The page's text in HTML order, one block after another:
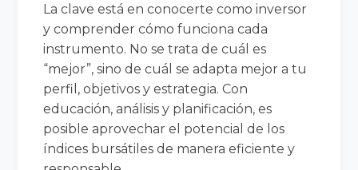
La clave está en conocerte como inversor
y comprender cómo funciona cada
instrumento. No se trata de cuál es
“mejor”, sino de cuál se adapta mejor a tu
perfil, objetivos y estrategia. Con
educación, análisis y planificación, es
posible aprovechar el potencial de los
índices bursátiles de manera eficiente y